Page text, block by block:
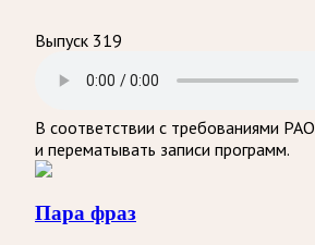
Выпуск 319
В соответствии с требованиями РАО
и перематывать записи программ.
Пара фраз